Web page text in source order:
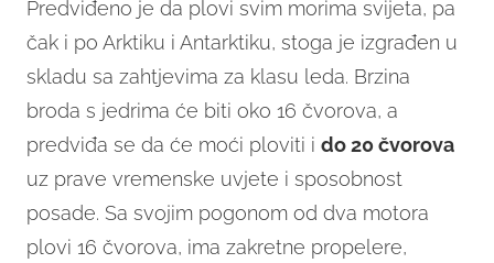
Predviđeno je da plovi svim morima svijeta, pa
čak i po Arktiku i Antarktiku, stoga je izgrađen u
skladu sa zahtjevima za klasu leda. Brzina
broda s jedrima će biti oko 16 čvorova, a
predviđa se da će moći ploviti i do 20 čvorova
uz prave vremenske uvjete i sposobnost
posade. Sa svojim pogonom od dva motora
plovi 16 čvorova, ima zakretne propelere,